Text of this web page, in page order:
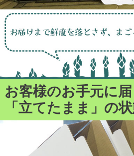
お客様のお手元に
「立てたまま」の